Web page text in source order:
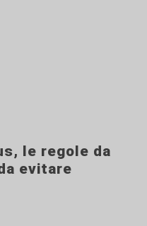
le regole da
evitare